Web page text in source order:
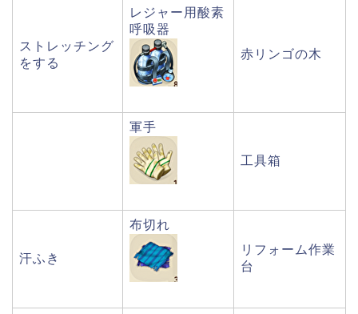
ストレッチング
をする
レジャー用酸素
呼吸器
赤リンゴの木
軍手
工具箱
汗ふき
布切れ
リフォーム作業
台